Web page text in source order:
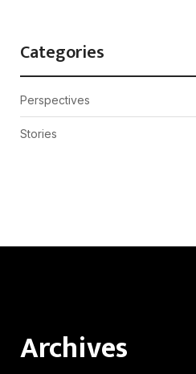
Categories
Perspectives
Stories
Archives